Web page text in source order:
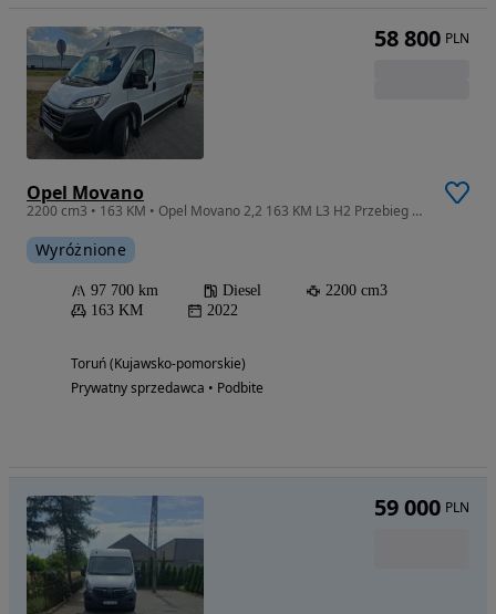
Opel Movano
2200 cm3 • 163 KM • Opel Movano 2,2 163 KM L3 H2 Przebieg 97700
Wyróżnione
97 700 km Diesel
2200 cm3
163 KM
2022
Toruń (Kujawsko-pomorskie)
Prywatny sprzedawca • Podbite
58 800 PLN
59 000 PLN